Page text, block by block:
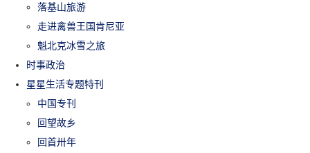
落基山旅游
走进禽兽王国肯尼亚
魁北克冰雪之旅
时事政治
星星生活专题特刊
中国专刊
回望故乡
回首卅年